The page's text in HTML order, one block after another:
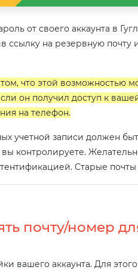
от своего аккаунта в
ссылку на резервную почту
что этой возможностью
он получил доступ к
на телефон.
учетной записи должен
контролируете.
Старые
почту/номер
вашего аккаунта. Для